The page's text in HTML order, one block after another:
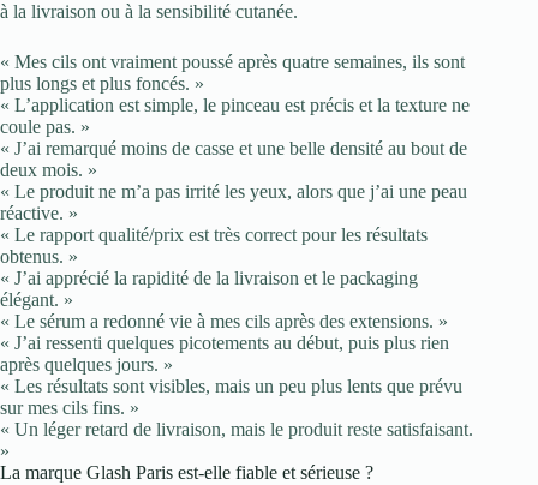
à la livraison ou à la sensibilité cutanée.
« Mes cils ont vraiment poussé après quatre semaines, ils sont
plus longs et plus foncés. »
« L’application est simple, le pinceau est précis et la texture ne
coule pas. »
« J’ai remarqué moins de casse et une belle densité au bout de
deux mois. »
« Le produit ne m’a pas irrité les yeux, alors que j’ai une peau
réactive. »
« Le rapport qualité/prix est très correct pour les résultats
obtenus. »
« J’ai apprécié la rapidité de la livraison et le packaging
élégant. »
« Le sérum a redonné vie à mes cils après des extensions. »
« J’ai ressenti quelques picotements au début, puis plus rien
après quelques jours. »
« Les résultats sont visibles, mais un peu plus lents que prévu
sur mes cils fins. »
« Un léger retard de livraison, mais le produit reste satisfaisant.
»
La marque Glash Paris est-elle fiable et sérieuse ?